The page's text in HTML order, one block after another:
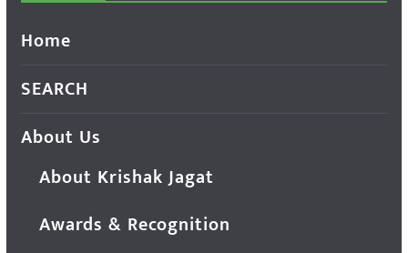
Home
SEARCH
About Us
About Krishak Jagat
Awards & Recognition